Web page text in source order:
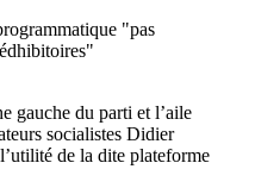
"pas
gauche du parti et l’aile
socialistes Didier
de la dite plateforme